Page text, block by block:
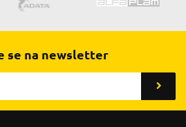
se na newsletter